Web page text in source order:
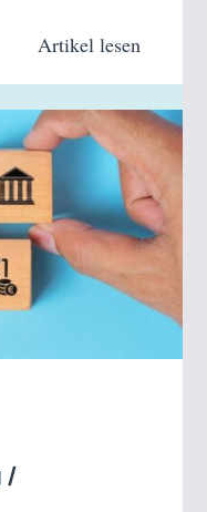
Artikel lesen
/